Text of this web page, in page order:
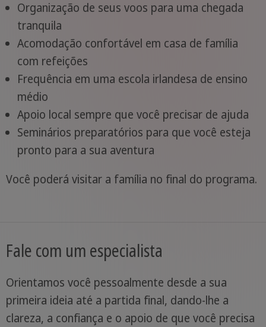
Organização de seus voos para uma chegada
tranquila
Acomodação confortável em casa de família
com refeições
Frequência em uma escola irlandesa de ensino
médio
Apoio local sempre que você precisar de ajuda
Seminários preparatórios para que você esteja
pronto para a sua aventura
Você poderá visitar a família no final do programa.
Fale com um especialista
Orientamos você pessoalmente desde a sua
primeira ideia até a partida final, dando-lhe a
clareza, a confiança e o apoio de que você precisa